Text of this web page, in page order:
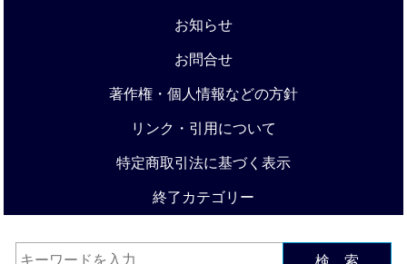
お知らせ
お問合せ
著作権・個人情報などの方針
リンク・引用について
特定商取引法に基づく表示
終了カテゴリー